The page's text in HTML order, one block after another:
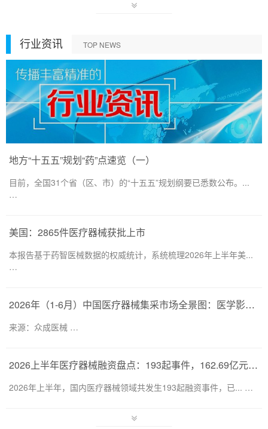
行业资讯 TOP NEWS
地方“十五五”规划“药”点速览（一）
目前，全国31个省（区、市）的“十五五”规划纲要已悉数公布。...
…
美国：2865件医疗器械获批上市
本报告基于药智医械数据的权威统计，系统梳理2026年上半年美...
…
2026年（1-6月）中国医疗器械集采市场全景图：医学影像仍为集采主要目标，部分产品线增速显著
来源：众成医械 …
2026上半年医疗器械融资盘点：193起事件，162.69亿元流向何处？
2026年上半年，国内医疗器械领域共发生193起融资事件，已... …